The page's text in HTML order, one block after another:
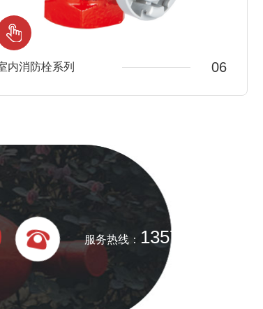
内消防栓系列 06
服务热线： 13571923588